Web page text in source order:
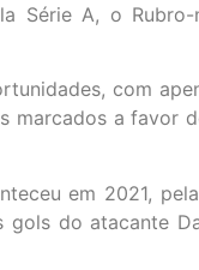
A, o Rubro-
com
marcados a favor
em 2021,
do atacante